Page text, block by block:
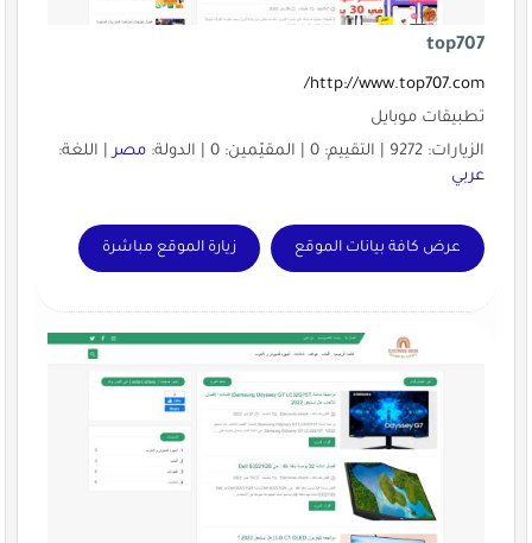
top707
http://www.top707.com/
تطبيقات موبايل
الزيارات: 9272 | التقييم: 0 | المقيّمين: 0 | الدولة:
مصر| اللغة:
عربي
عرض كافة بيانات الموقع زيارة الموقع مباشرة